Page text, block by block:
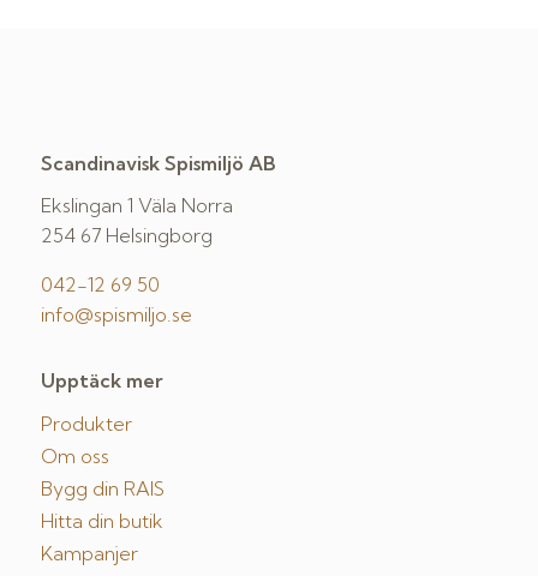
Scandinavisk Spismiljö AB
Ekslingan 1 Väla Norra
254 67 Helsingborg
042-12 69 50
info@spismiljo.se
Upptäck mer
Produkter
Om oss
Bygg din RAIS
Hitta din butik
Kampanjer